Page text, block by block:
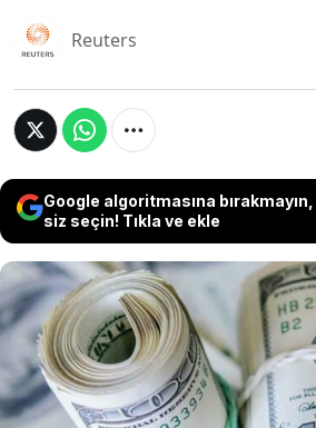
Reuters
Google algoritmasına
siz seçin! Tıkla ve ekle
Dolar/TL swap ve
belirginleşen
desteğiyle 32,5